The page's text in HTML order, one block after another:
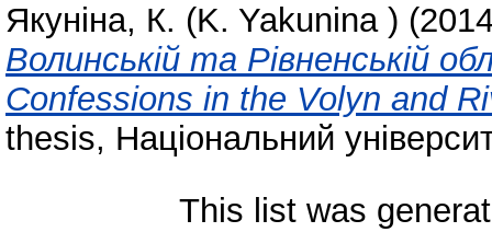
Якуніна, К. (K. Yakunina )
Волинській та Рівненській
Confessions in the Volyn and
thesis, Національний
This list was